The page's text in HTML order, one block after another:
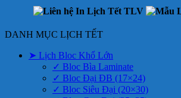
DANH MỤC LỊCH TẾT
➤ Lịch Bloc Khổ Lớn
✓ Bloc Bìa Laminate
✓ Bloc Đại ĐB (17×24)
✓ Bloc Siêu Đại (20×30)